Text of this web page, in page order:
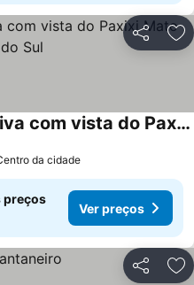
Partilhar
Fazenda Ana-Lú exclusiva com vista do Paxixi Mato Grosso do Sul
da cidade
preços
Ver preços
Partilhar